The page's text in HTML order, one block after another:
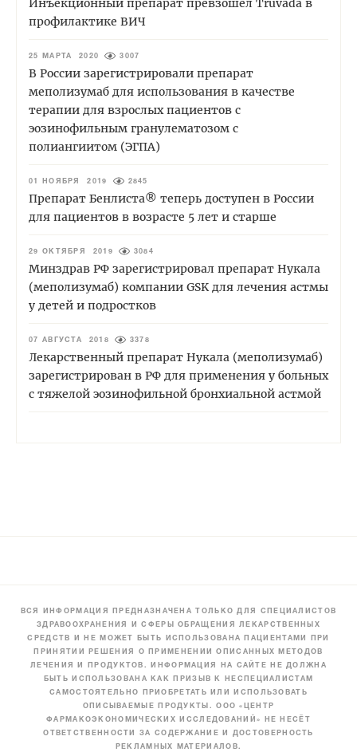
Инъекционный препарат превзошел Truvada в
профилактике ВИЧ
25 МАРТА 2020 3007
В России зарегистрировали препарат
меполизумаб для использования в качестве
терапии для взрослых пациентов с
эозинофильным гранулематозом с
полиангиитом (ЭГПА)
01 НОЯБРЯ 2019 2845
Препарат Бенлиста® теперь доступен в России
для пациентов в возрасте 5 лет и старше
29 ОКТЯБРЯ 2019 3084
Минздрав РФ зарегистрировал препарат Нукала
(меполизумаб) компании GSK для лечения астмы
у детей и подростков
07 АВГУСТА 2018 3378
Лекарственный препарат Нукала (меполизумаб)
зарегистрирован в РФ для применения у больных
c тяжелой эозинофильной бронхиальной астмой
ВСЯ ИНФОРМАЦИЯ ПРЕДНАЗНАЧЕНА ТОЛЬКО ДЛЯ СПЕЦИАЛИСТОВ
ЗДРАВООХРАНЕНИЯ И СФЕРЫ ОБРАЩЕНИЯ ЛЕКАРСТВЕННЫХ
СРЕДСТВ И НЕ МОЖЕТ БЫТЬ ИСПОЛЬЗОВАНА ПАЦИЕНТАМИ ПРИ
ПРИНЯТИИ РЕШЕНИЯ О ПРИМЕНЕНИИ ОПИСАННЫХ МЕТОДОВ
ЛЕЧЕНИЯ И ПРОДУКТОВ. ИНФОРМАЦИЯ НА САЙТЕ НЕ ДОЛЖНА
БЫТЬ ИСПОЛЬЗОВАНА КАК ПРИЗЫВ К НЕСПЕЦИАЛИСТАМ
САМОСТОЯТЕЛЬНО ПРИОБРЕТАТЬ ИЛИ ИСПОЛЬЗОВАТЬ
ОПИСЫВАЕМЫЕ ПРОДУКТЫ. ООО «ЦЕНТР
ФАРМАКОЭКОНОМИЧЕСКИХ ИССЛЕДОВАНИЙ» НЕ НЕСЁТ
ОТВЕТСТВЕННОСТИ ЗА СОДЕРЖАНИЕ И ДОСТОВЕРНОСТЬ
РЕКЛАМНЫХ МАТЕРИАЛОВ.